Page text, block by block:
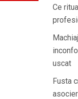
Ce
uscat
Fusta